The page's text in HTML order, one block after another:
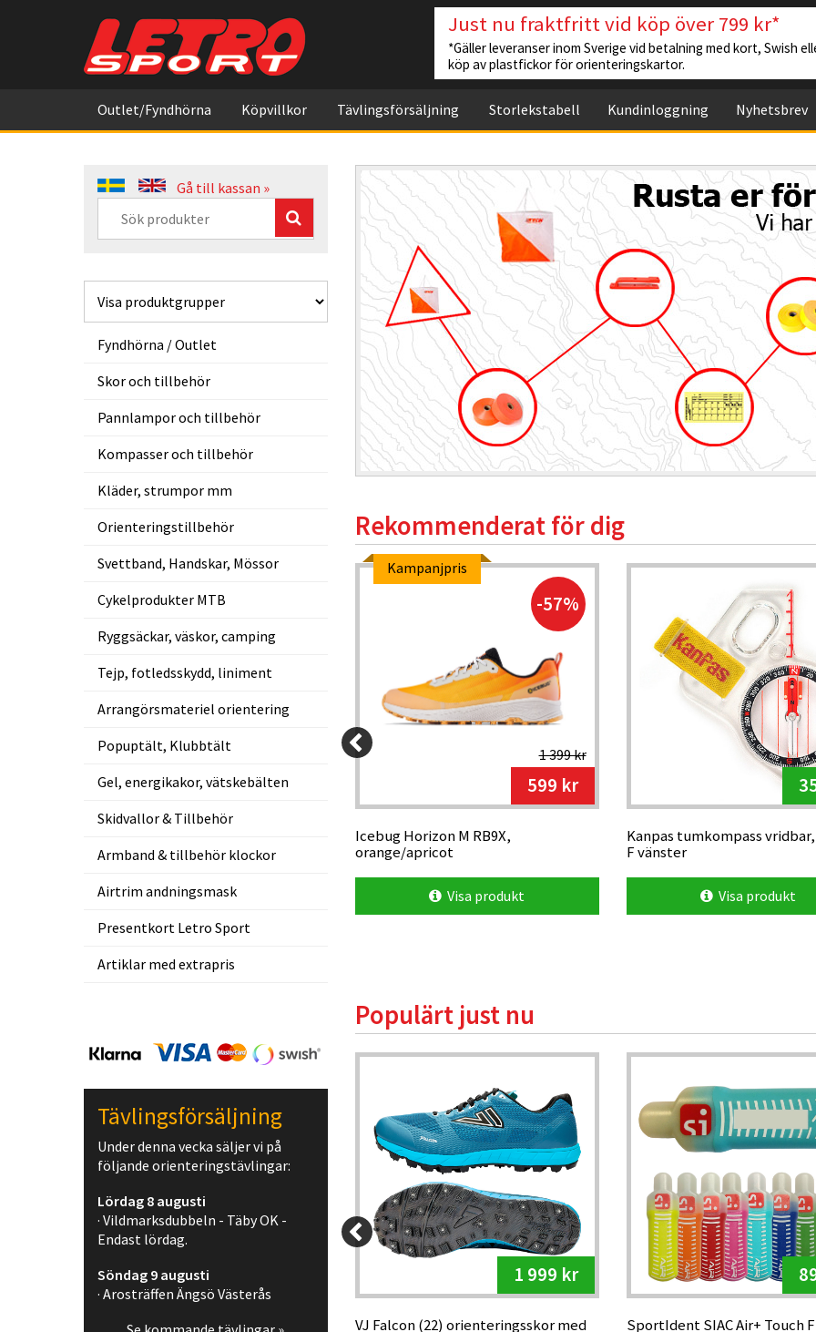
Just nu fraktfritt vid köp över 799 kr*
*Gäller leveranser inom Sverige vid betalning med kort, Swish
köp av plastfickor för orienteringskartor.
Outlet/Fyndhörna Köpvillkor Tävlingsförsäljning Storlekstabell Kundinloggning Nyhetsbrev
Gå till kassan »
Fyndhörna / Outlet
Skor och tillbehör
Pannlampor och tillbehör
Kompasser och tillbehör
Kläder, strumpor mm
Orienteringstillbehör
Svettband, Handskar, Mössor
Cykelprodukter MTB
Ryggsäckar, väskor, camping
Tejp, fotledsskydd, liniment
Arrangörsmateriel orientering
Popuptält, Klubbtält
Gel, energikakor, vätskebälten
Skidvallor & Tillbehör
Armband & tillbehör klockor
Airtrim andningsmask
Presentkort Letro Sport
Artiklar med extrapris
Rekommenderat för dig
2 149 kr
metalldubb
Visa produkt
Kampanjpris
-57%
1 399 kr
599 kr
Icebug Horizon M RB9X,
orange/apricot
Visa produkt
Kanpas tumkompass
F vänster
Visa produkt
Populärt just nu
Plastsnitsel orange 30
1 999 kr
VJ Falcon (22) orienteringsskor med
SportIdent SIAC Air+ Touch
Tävlingsförsäljning
Under denna vecka säljer vi på
följande orienteringstävlingar:
Lördag 8 augusti
· Vildmarksdubbeln - Täby OK -
Endast lördag.
Söndag 9 augusti
· Arosträffen Ängsö Västerås